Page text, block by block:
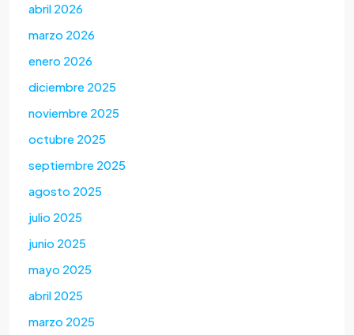
abril 2026
marzo 2026
enero 2026
diciembre 2025
noviembre 2025
octubre 2025
septiembre 2025
agosto 2025
julio 2025
junio 2025
mayo 2025
abril 2025
marzo 2025